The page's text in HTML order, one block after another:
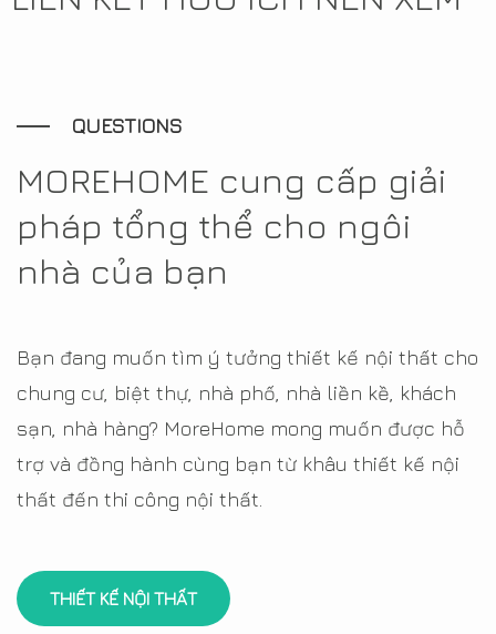
QUESTIONS
MOREHOME cung cấp giải
pháp tổng thể cho ngôi
nhà của bạn
Bạn đang muốn tìm ý tưởng thiết kế nội thất cho
chung cư, biệt thự, nhà phố, nhà liền kề, khách
sạn, nhà hàng? MoreHome mong muốn được hỗ
trợ và đồng hành cùng bạn từ khâu thiết kế nội
thất đến thi công nội thất.
THIẾT KẾ NỘI THẤT